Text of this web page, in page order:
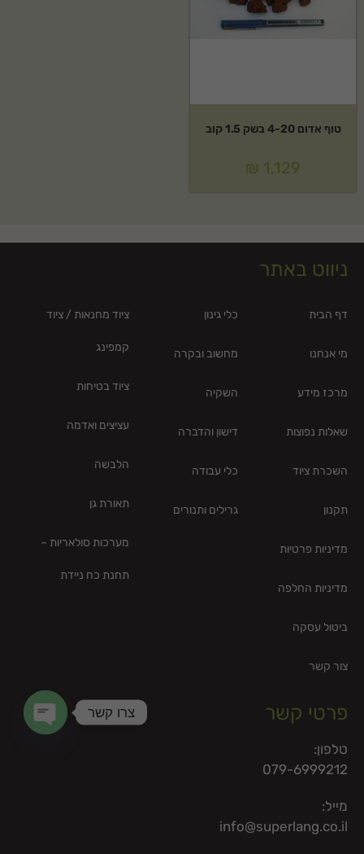
טוף אדום 4-20 בשק 1.5 קוב
₪ 1,129
ניווט באתר
דף הבית
מי אנחנו
מרכז מידע
שאלות נפוצות
השכרת ציוד
תקנון
מדיניות פרטיות
מדיניות החלפה
ביטול עסקה
צור קשר
כלי גינון
מחשוב ובקרה
השקיה
דישון והדברה
כלי עבודה
גרילים ותנורים
ציוד מחנאות / ציוד
קמפינג
ציוד בטיחות
עציצים ואדמה
הלבשה
תאורת גן
מערכות סולאריות –
תחנת כח ניידת
פרטי קשר
טלפון:
079-6999212
מייל:
info@superlang.co.il
צרו קשר